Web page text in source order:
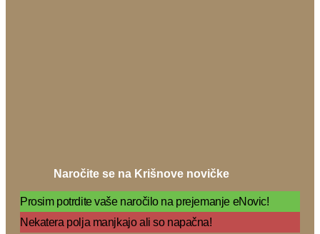
Naročite se na Krišnove novičke
Prosim potrdite vaše naročilo na prejemanje eNovic!
Nekatera polja manjkajo ali so napačna!